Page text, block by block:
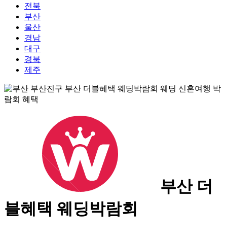
전북
부산
울산
경남
대구
경북
제주
부산 더
블혜택 웨딩박람회